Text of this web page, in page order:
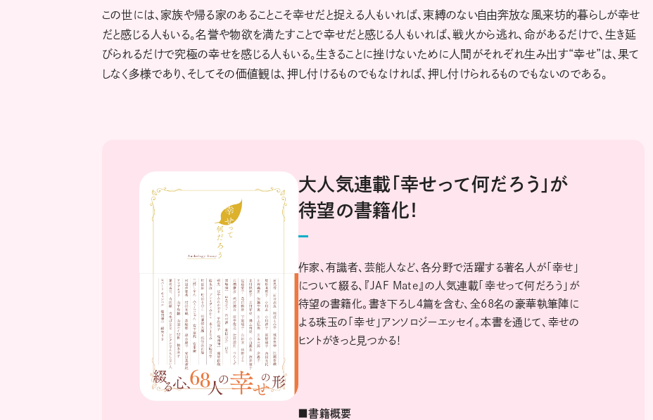
この世には、家族や帰る家のあることこそ幸せだと捉える人もいれば、束縛のない自由奔放な風来坊的暮らしが幸せ
だと感じる人もいる。名誉や物欲を満たすことで幸せだと感じる人もいれば、戦火から逃れ、命があるだけで、生き延
びられるだけで究極の幸せを感じる人もいる。生きることに挫けないために人間がそれぞれ生み出す“幸せ”は、果て
しなく多様であり、そしてその価値観は、押し付けるものでもなければ、押し付けられるものでもないのである。
大人気連載「幸せって何だろう」が
待望の書籍化！
作家、有識者、芸能人など、各分野で活躍する著名人が「幸せ」
について綴る、『JAF Mate』の人気連載「幸せって何だろう」が
待望の書籍化。書き下ろし４篇を含む、全68名の豪華執筆陣に
よる珠玉の「幸せ」アンソロジーエッセイ。本書を通じて、幸せの
ヒントがきっと見つかる！
■書籍概要